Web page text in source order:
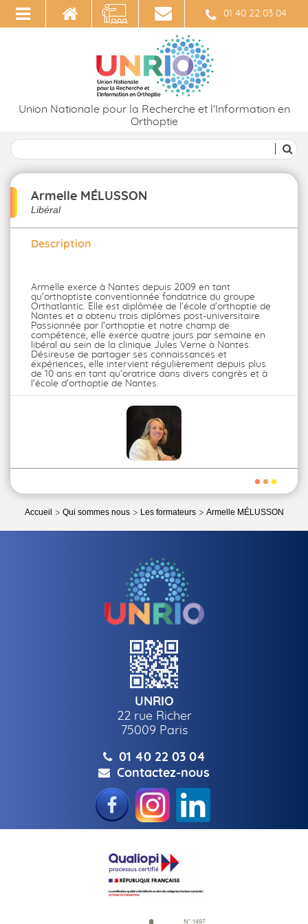
01 40 22 03 04
Union Nationale pour la Recherche et l'Information en
Orthoptie
Armelle MÉLUSSON
Libéral
Description
Armelle exerce à Nantes depuis 2009 en tant
qu’orthoptiste conventionnée fondatrice du groupe
Orthatlantic. Elle est diplômée de l’école d’orthoptie de
Nantes et a obtenu trois diplômes post-universitaire.
Passionnée par l’orthoptie et notre champ de
compétence, elle exerce quatre jours par semaine en
libéral au sein de la clinique Jules Verne à Nantes.
Désireuse de partager ses connaissances et
expériences, elle intervient régulièrement depuis plus
de 10 ans en tant qu’oratrice dans divers congrès et à
l’école d’orthoptie de Nantes.
Accueil Qui sommes nous Les formateurs Armelle MÉLUSSON
UNRIO
22 rue Richer
75009 Paris
01 40 22 03 04
Contactez-nous